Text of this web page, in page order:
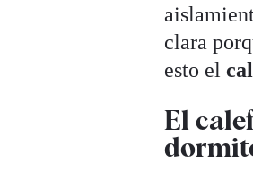
clara
esto el
El